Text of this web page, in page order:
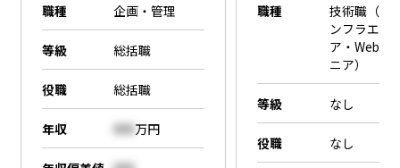
職種 企画・管理
等級 総括職
役職 総括職
年収 000万円
職種
技術職（SE
ンフラエン
ア・Webエ
ニア）
等級 なし
役職 なし